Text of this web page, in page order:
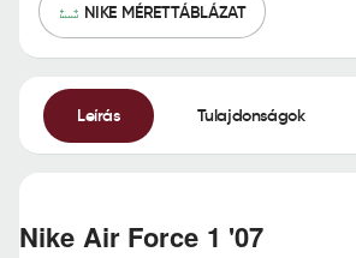
NIKE MÉRETTÁBLÁZAT
Leírás Tulajdonságok
Nike Air Force 1 '07